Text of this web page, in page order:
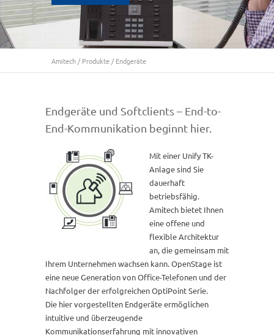
Amitech/Produkte/Endgeräte
Endgeräte und Softclients – End-to-
End-Kommunikation beginnt hier.
Mit einer Unify TK-
Anlage sind Sie
dauerhaft
betriebsfähig.
Amitech bietet Ihnen
eine offene und
flexible Architektur
an, die gemeinsam mit
Ihrem Unternehmen wachsen kann. OpenStage ist
eine neue Generation von Office-Telefonen und der
Nachfolger der erfolgreichen OptiPoint Serie.
Die hier vorgestellten Endgeräte ermöglichen
intuitive und überzeugende
Kommunikationserfahrung mit innovativen